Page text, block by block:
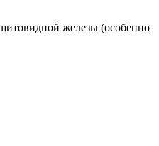
железы (особенно